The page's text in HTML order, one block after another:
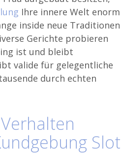
Ihre innere Welt enorm
inside neue Traditionen
Gerichte probieren
ist und bleibt
valide für gelegentliche
durch echten
Slot